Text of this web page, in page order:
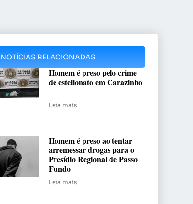
NOTÍCIAS RELACIONADAS
Homem é preso pelo crime
de estelionato em Carazinho
Leia mais
Homem é preso ao tentar
arremessar drogas para o
Presídio Regional de Passo
Fundo
Leia mais